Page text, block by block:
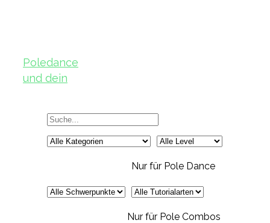
Poledance
und dein
Nur für Pole Dance
Nur für Pole Combos